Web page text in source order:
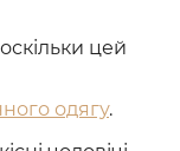
цей
одягу.